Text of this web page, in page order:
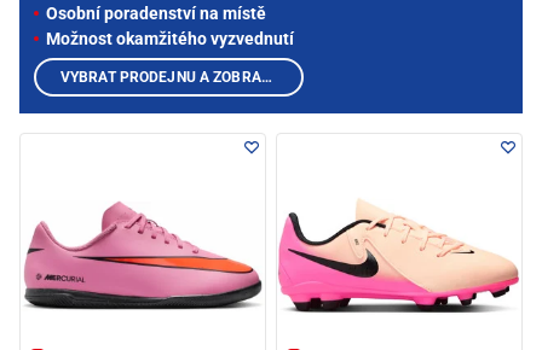
Osobní poradenství na místě
Možnost okamžitého vyzvednutí
VYBRAT PRODEJNU A ZOBRAZIT PRODUKTY